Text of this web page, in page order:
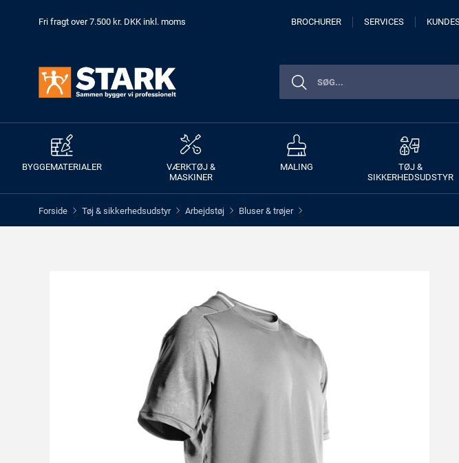
Fri fragt over 7.500 kr. DKK inkl. moms BROCHURER SERVICES
BYGGEMATERIALER
VÆRKTØJ &
MASKINER
MALING
TØJ &
SIKKERHEDSUDSTYR
Forside > Tøj & sikkerhedsudstyr > Arbejdstøj > Bluser & trøjer >